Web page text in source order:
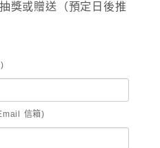
獎或贈送（預定日後推
信箱)